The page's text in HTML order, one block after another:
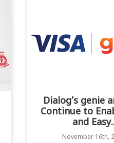
Dialog’s genie
Continue to
and
November 16th,